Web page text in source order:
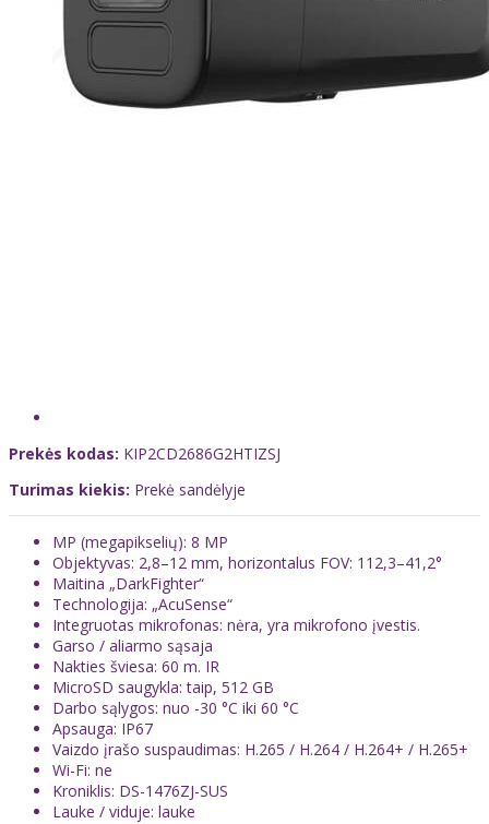
Prekės kodas: KIP2CD2686G2HTIZSJ
Turimas kiekis: Prekė sandėlyje
MP (megapikselių): 8 MP
Objektyvas: 2,8–12 mm, horizontalus FOV: 112,3–41,2°
Maitina „DarkFighter“
Technologija: „AcuSense“
Integruotas mikrofonas: nėra, yra mikrofono įvestis.
Garso / aliarmo sąsaja
Nakties šviesa: 60 m. IR
MicroSD saugykla: taip, 512 GB
Darbo sąlygos: nuo -30 °C iki 60 °C
Apsauga: IP67
Vaizdo įrašo suspaudimas: H.265 / H.264 / H.264+ / H.265+
Wi-Fi: ne
Kroniklis: DS-1476ZJ-SUS
Lauke / viduje: lauke